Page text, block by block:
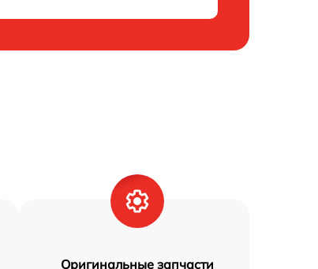
Оригинальные запчасти